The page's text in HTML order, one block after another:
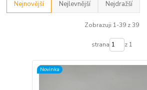
Nejnovější Nejlevnější Nejdražší
Zobrazuji 1-39 z 39
strana z 1
Novinka